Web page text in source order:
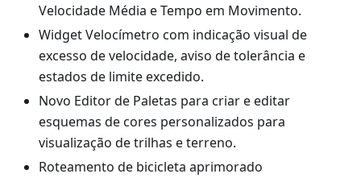
Velocidade Média e Tempo em Movimento.
Widget Velocímetro com indicação visual de
excesso de velocidade, aviso de tolerância e
estados de limite excedido.
Novo Editor de Paletas para criar e editar
esquemas de cores personalizados para
visualização de trilhas e terreno.
Roteamento de bicicleta aprimorado